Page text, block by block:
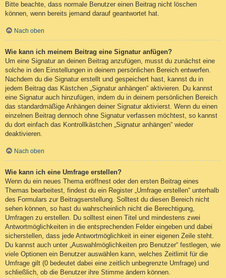
Bitte beachte, dass normale Benutzer einen Beitrag nicht löschen
können, wenn bereits jemand darauf geantwortet hat.
Nach oben
Wie kann ich meinem Beitrag eine Signatur anfügen?
Um eine Signatur an deinen Beitrag anzufügen, musst du zunächst eine
solche in den Einstellungen in deinem persönlichen Bereich entwerfen.
Nachdem du die Signatur erstellt und gespeichert hast, kannst du in
jedem Beitrag das Kästchen „Signatur anhängen“ aktivieren. Du kannst
eine Signatur auch hinzufügen, indem du in deinem persönlichen Bereich
das standardmäßige Anhängen deiner Signatur aktivierst. Wenn du einen
einzelnen Beitrag dennoch ohne Signatur verfassen möchtest, so kannst
du dort einfach das Kontrollkästchen „Signatur anhängen“ wieder
deaktivieren.
Nach oben
Wie kann ich eine Umfrage erstellen?
Wenn du ein neues Thema eröffnest oder den ersten Beitrag eines
Themas bearbeitest, findest du ein Register „Umfrage erstellen“ unterhalb
des Formulars zur Beitragserstellung. Solltest du diesen Bereich nicht
sehen können, so hast du wahrscheinlich nicht die Berechtigung,
Umfragen zu erstellen. Du solltest einen Titel und mindestens zwei
Antwortmöglichkeiten in die entsprechenden Felder eingeben und dabei
sicherstellen, dass jede Antwortmöglichkeit in einer eigenen Zeile steht.
Du kannst auch unter „Auswahlmöglichkeiten pro Benutzer“ festlegen, wie
viele Optionen ein Benutzer auswählen kann, welches Zeitlimit für die
Umfrage gilt (0 bedeutet dabei eine zeitlich unbegrenzte Umfrage) und
schließlich, ob die Benutzer ihre Stimme ändern können.